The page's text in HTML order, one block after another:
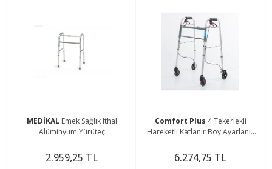
MEDİKAL Emek Sağlık Ithal
Alüminyum Yürüteç
2.959,25 TL
Comfort Plus 4 Tekerlekli
Hareketli Katlanır Boy Ayarlanır
Yürüteç
6.274,75 TL